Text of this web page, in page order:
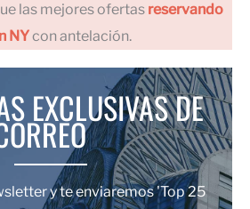
las mejores ofertas reservando
NYcon antelación.
EXCLUSIVAS DE
y te enviaremos 'Top 25